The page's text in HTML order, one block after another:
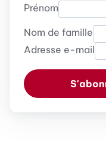
Prénom
Nom de famille
Adresse e-mail